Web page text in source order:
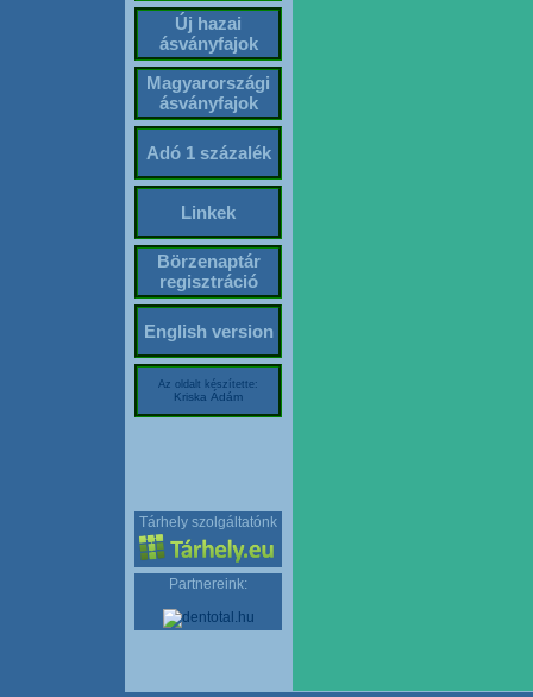
Új hazai
ásványfajok
Magyarországi
ásványfajok
Adó 1 százalék
Linkek
Börzenaptár
regisztráció
English version
Az oldalt készítette:
Kriska Ádám
Tárhely szolgáltatónk
Partnereink: